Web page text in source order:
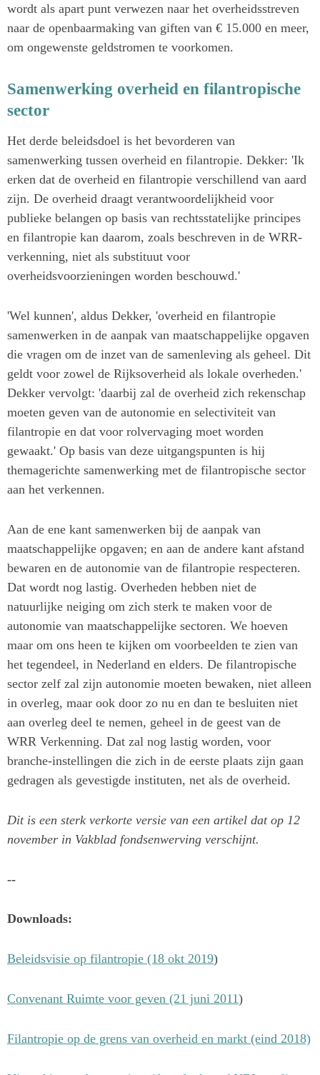
wordt als apart punt verwezen naar het overheidsstreven
naar de openbaarmaking van giften van € 15.000 en meer,
om ongewenste geldstromen te voorkomen.
Samenwerking overheid en filantropische
sector
Het derde beleidsdoel is het bevorderen van
samenwerking tussen overheid en filantropie. Dekker: 'Ik
erken dat de overheid en filantropie verschillend van aard
zijn. De overheid draagt verantwoordelijkheid voor
publieke belangen op basis van rechtsstatelijke principes
en filantropie kan daarom, zoals beschreven in de WRR-
verkenning, niet als substituut voor
overheidsvoorzieningen worden beschouwd.'
'Wel kunnen', aldus Dekker, 'overheid en filantropie
samenwerken in de aanpak van maatschappelijke opgaven
die vragen om de inzet van de samenleving als geheel. Dit
geldt voor zowel de Rijksoverheid als lokale overheden.'
Dekker vervolgt: 'daarbij zal de overheid zich rekenschap
moeten geven van de autonomie en selectiviteit van
filantropie en dat voor rolvervaging moet worden
gewaakt.' Op basis van deze uitgangspunten is hij
themagerichte samenwerking met de filantropische sector
aan het verkennen.
Aan de ene kant samenwerken bij de aanpak van
maatschappelijke opgaven; en aan de andere kant afstand
bewaren en de autonomie van de filantropie respecteren.
Dat wordt nog lastig. Overheden hebben niet de
natuurlijke neiging om zich sterk te maken voor de
autonomie van maatschappelijke sectoren. We hoeven
maar om ons heen te kijken om voorbeelden te zien van
het tegendeel, in Nederland en elders. De filantropische
sector zelf zal zijn autonomie moeten bewaken, niet alleen
in overleg, maar ook door zo nu en dan te besluiten niet
aan overleg deel te nemen, geheel in de geest van de
WRR Verkenning. Dat zal nog lastig worden, voor
branche-instellingen die zich in de eerste plaats zijn gaan
gedragen als gevestigde instituten, net als de overheid.
Dit is een sterk verkorte versie van een artikel dat op 12
november in Vakblad fondsenwerving verschijnt.
--
Downloads:
Beleidsvisie op filantropie (18 okt 2019)
Convenant Ruimte voor geven (21 juni 2011)
Filantropie op de grens van overheid en markt (eind 2018)